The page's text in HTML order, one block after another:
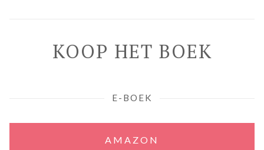
KOOP HET BOEK
E-BOEK
AMAZON